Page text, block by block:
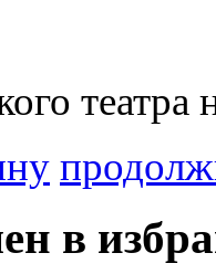
театра
в